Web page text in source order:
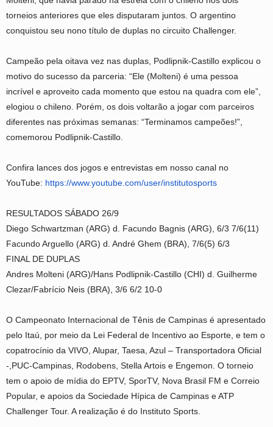
torneios anteriores que eles disputaram juntos. O argentino
conquistou seu nono título de duplas no circuito Challenger.
Campeão pela oitava vez nas duplas, Podlipnik-Castillo explicou o
motivo do sucesso da parceria: “Ele (Molteni) é uma pessoa
incrível e aproveito cada momento que estou na quadra com ele”,
elogiou o chileno. Porém, os dois voltarão a jogar com parceiros
diferentes nas próximas semanas: “Terminamos campeões!”,
comemorou Podlipnik-Castillo.
Confira lances dos jogos e entrevistas em nosso canal no
YouTube: https://www.youtube.com/user/institutosports
RESULTADOS SÁBADO 26/9
Diego Schwartzman (ARG) d. Facundo Bagnis (ARG), 6/3 7/6(11)
Facundo Arguello (ARG) d. André Ghem (BRA), 7/6(5) 6/3
FINAL DE DUPLAS
Andres Molteni (ARG)/Hans Podlipnik-Castillo (CHI) d. Guilherme
Clezar/Fabrício Neis (BRA), 3/6 6/2 10-0
O Campeonato Internacional de Tênis de Campinas é apresentado
pelo Itaú, por meio da Lei Federal de Incentivo ao Esporte, e tem o
copatrocínio da VIVO, Alupar, Taesa, Azul – Transportadora Oficial
-,PUC-Campinas, Rodobens, Stella Artois e Engemon. O torneio
tem o apoio de mídia do EPTV, SporTV, Nova Brasil FM e Correio
Popular, e apoios da Sociedade Hípica de Campinas e ATP
Challenger Tour. A realização é do Instituto Sports.